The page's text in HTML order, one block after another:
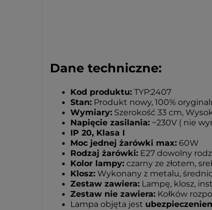
Dane techniczne:
Kod produktu: TYP:2407
Stan: Produkt nowy, 100%
Wymiary: Szerokość 33 cm,
Napięcie zasilania: ~230V ( nie
IP 20, Klasa I
Moc jednej żarówki max: 60W
Rodzaj żarówki: E27 dowolny
Kolor lampy: czarny ze złotem,
Klosz: Wykonany z metalu,
Zestaw zawiera: Lampę, klosz,
Zestaw nie zawiera: Kołków
Lampa objęta jest